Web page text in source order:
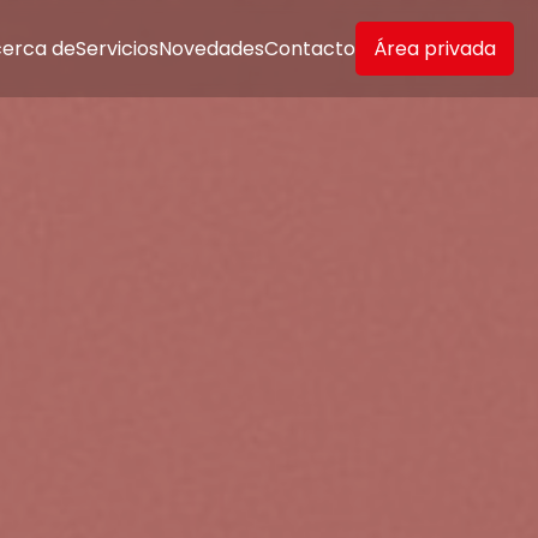
deServiciosNovedadesContacto Área privada